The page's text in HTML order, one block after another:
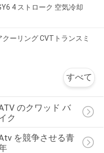
4 ストローク 空気冷却
ーリング CVTトランスミ
すべて
のクワッド バ
ク
を競争させる青